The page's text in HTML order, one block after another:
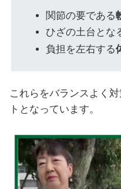
関節の要である
ひざの土台とな
負担を左右する
これらをバランスよく
トとなっています。